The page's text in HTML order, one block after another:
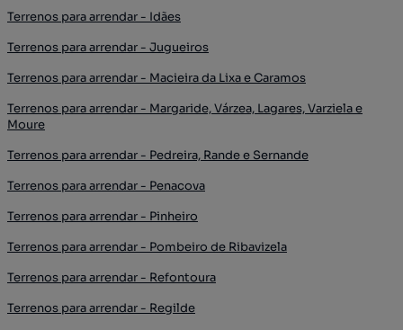
Terrenos para arrendar - Idães
Terrenos para arrendar - Jugueiros
Terrenos para arrendar - Macieira da Lixa e Caramos
Terrenos para arrendar - Margaride, Várzea, Lagares, Varziela e
Moure
Terrenos para arrendar - Pedreira, Rande e Sernande
Terrenos para arrendar - Penacova
Terrenos para arrendar - Pinheiro
Terrenos para arrendar - Pombeiro de Ribavizela
Terrenos para arrendar - Refontoura
Terrenos para arrendar - Regilde